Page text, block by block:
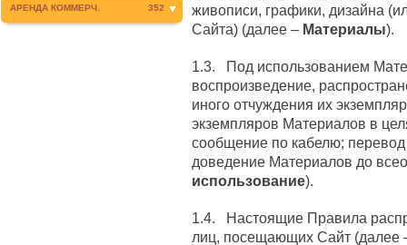
АРЕНДА КОММЕРЧ. 352
живописи, графики, дизайна
Сайта) (далее – Материалы).
1.3. Под использованием
воспроизведение,
иного отчуждения их
экземпляров Материалов в
сообщение по кабелю;
доведение Материалов до
использование).
1.4. Настоящие Правила
лиц, посещающих Сайт (далее